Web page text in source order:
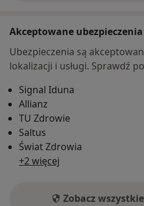
Akceptowane ubezpieczenia
Ubezpieczenia są
lokalizacji i usługi. Sprawdź
Signal Iduna
Allianz
TU Zdrowie
Saltus
Świat Zdrowia
+2 więcej
Zobacz